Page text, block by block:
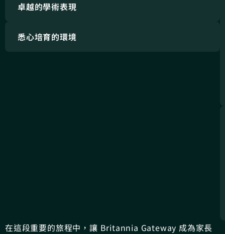
卓越的學術表現
悉心培育的環境
在這段重要的旅程中，讓 Britannia Gateway 成為家長